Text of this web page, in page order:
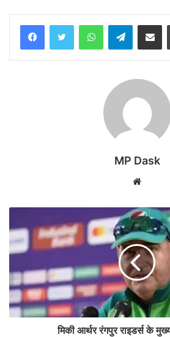
WhatsAppTelegram
MP Dask
Website
मिकी आर्थर रंगपुर राइडर्स के